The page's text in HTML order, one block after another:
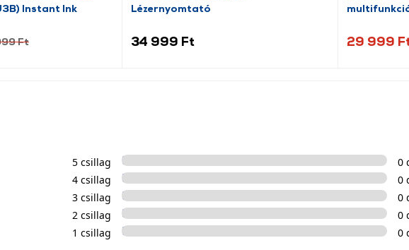
Instant Ink
Ft
Lézernyomtató
34 999 Ft 29 999
5 csillag
0
4 csillag
0
3 csillag
0
2 csillag
0
1 csillag
0